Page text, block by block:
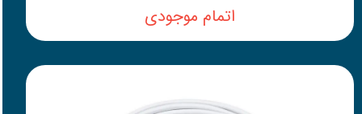
اتمام موجودی